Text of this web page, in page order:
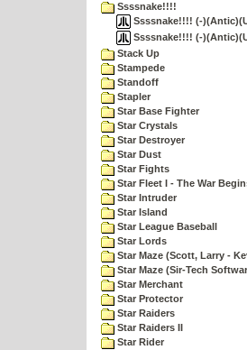
Ssssnake!!!!
Ssssnake!!!! (-
Ssssnake!!!! (-
Stack Up
Stampede
Standoff
Stapler
Star Base Fighter
Star Crystals
Star Destroyer
Star Dust
Star Fights
Star Fleet I - The War
Star Intruder
Star Island
Star League Baseball
Star Lords
Star Maze (Scott, Larry -
Star Maze (Sir-Tech
Star Merchant
Star Protector
Star Raiders
Star Raiders II
Star Rider